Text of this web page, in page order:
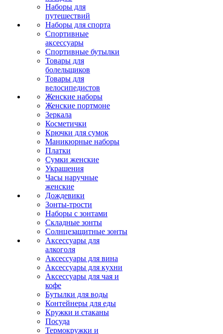
Наборы для
путешествий
Наборы для спорта
Спортивные
аксессуары
Спортивные бутылки
Товары для
болельщиков
Товары для
велосипедистов
Женские наборы
Женские портмоне
Зеркала
Косметички
Крючки для сумок
Маникюрные наборы
Платки
Сумки женские
Украшения
Часы наручные
женские
Дождевики
Зонты-трости
Наборы с зонтами
Складные зонты
Солнцезащитные зонты
Аксессуары для
алкоголя
Аксессуары для вина
Аксессуары для кухни
Аксессуары для чая и
кофе
Бутылки для воды
Контейнеры для еды
Кружки и стаканы
Посуда
Термокружки и